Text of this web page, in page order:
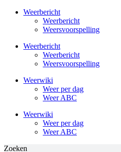
Weerbericht
Weerbericht
Weersvoorspelling
Weerbericht
Weerbericht
Weersvoorspelling
Weerwiki
Weer per dag
Weer ABC
Weerwiki
Weer per dag
Weer ABC
Zoeken